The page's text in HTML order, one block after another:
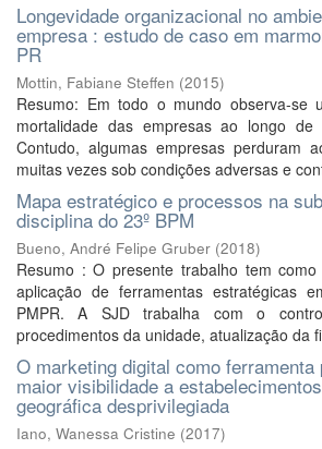
Longevidade organizacional no
empresa : estudo de caso em
PR
Mottin, Fabiane Steffen (2015)
Resumo: Em todo o mundo observa-se
mortalidade das empresas ao longo
Contudo, algumas empresas perduram
muitas vezes sob condições adversas e
Mapa estratégico e processos na
disciplina do 23º BPM
Bueno, André Felipe Gruber (2018)
Resumo : O presente trabalho tem
aplicação de ferramentas estratégicas
PMPR. A SJD trabalha com o
procedimentos da unidade, atualização da
O marketing digital como ferramenta
maior visibilidade a
geográfica desprivilegiada
Iano, Wanessa Cristine (2017)